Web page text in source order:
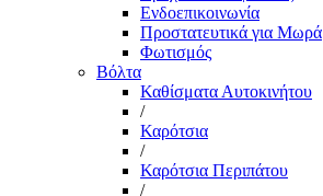
Ενδοεπικοινωνία
Προστατευτικά για Μωρά
Φωτισμός
Βόλτα
Καθίσματα Αυτοκινήτου
/
Καρότσια
/
Καρότσια Περιπάτου
/